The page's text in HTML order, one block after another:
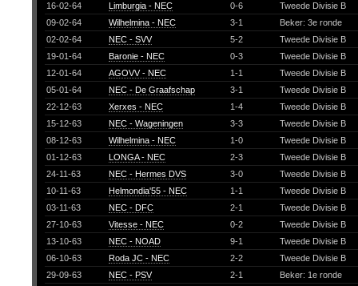
16-02-64
Limburgia - NEC 0-6
Tweede Divisie B
09-02-64
Wilhelmina - NEC 3-1
Beker: 3e ronde
02-02-64
NEC - SVV 5-2
Tweede Divisie B
19-01-64
Baronie - NEC 0-3
Tweede Divisie B
12-01-64
AGOVV - NEC 1-1
Tweede Divisie B
05-01-64
NEC - De Graafschap 3-1
Tweede Divisie B
22-12-63
Xerxes - NEC 1-4
Tweede Divisie B
15-12-63
NEC - Wageningen 3-3
Tweede Divisie B
08-12-63
Wilhelmina - NEC 1-0
Tweede Divisie B
01-12-63
LONGA - NEC 2-3
Tweede Divisie B
24-11-63
NEC - Hermes DVS 3-0
Tweede Divisie B
10-11-63
Helmondia'55 - NEC 1-1
Tweede Divisie B
03-11-63
NEC - DFC 2-1
Tweede Divisie B
27-10-63
Vitesse - NEC 0-2
Tweede Divisie B
13-10-63
NEC - NOAD 9-1
Tweede Divisie B
06-10-63
Roda JC - NEC 2-2
Tweede Divisie B
29-09-63
NEC - PSV 2-1
Beker: 1e ronde